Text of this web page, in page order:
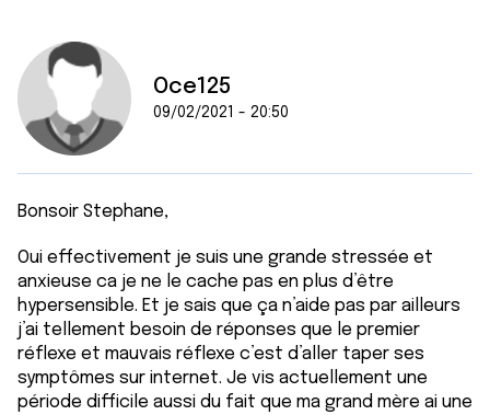
Oce125
09/02/2021 - 20:50
Bonsoir Stephane,
Oui effectivement je suis une grande stressée et
anxieuse ca je ne le cache pas en plus d’être
hypersensible. Et je sais que ça n’aide pas par ailleurs
j’ai tellement besoin de réponses que le premier
réflexe et mauvais réflexe c’est d’aller taper ses
symptômes sur internet. Je vis actuellement une
période difficile aussi du fait que ma grand mère ai une